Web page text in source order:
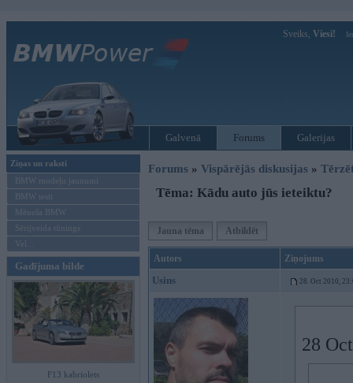
Sveiks, Viesi!
Galvenā Forums Galerijas
Ziņas un raksti
BMW modeļu jaunumi
BMW testi
Mēneša BMW
Sērijveida tūnings
Vel...
Gadījuma bilde
F13 kabriolets
Forums » Vispārējās diskusijas »
Tēma: Kādu auto jūs ieteiktu?
Jauna tēma Atbildēt
Autors Ziņojums
Usins 28. Oct 2010,
28